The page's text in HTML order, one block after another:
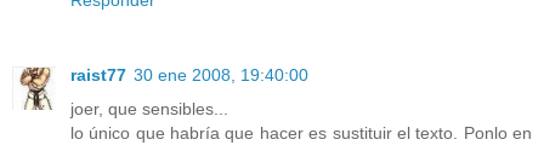
raist77 30 ene 2008, 19:40:00
joer, que sensibles...
lo único que habría que hacer es sustituir el texto. Ponlo en